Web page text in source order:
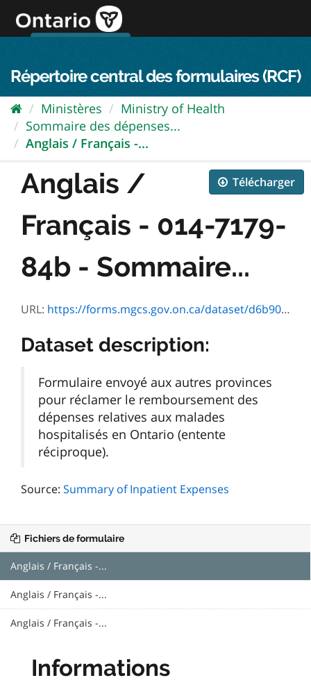
directement
au
Répertoire central des formulaires (RCF)
Ministères
Ministry of Health
Sommaire des dépenses...
Anglais / Français -...
Télécharger
Anglais /
Français - 014-7179-
84b - Sommaire...
URL: https://forms.mgcs.gov.on.ca/dataset/d6b905aa-ab36-4522-96ef-a2fe8b178c35/resource/27273068-9690-483d-a303-a3807b797bc1/download/txt_7179-84f.htm
Dataset description:
Formulaire envoyé aux autres provinces
pour réclamer le remboursement des
dépenses relatives aux malades
hospitalisés en Ontario (entente
réciproque).
Source: Summary of Inpatient Expenses
Fichiers de formulaire
Anglais / Français -...
Anglais / Français -...
Anglais / Français -...
Informations